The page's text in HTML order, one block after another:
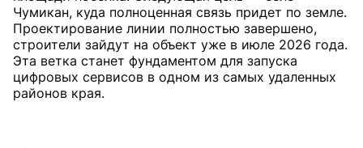
Чумикан, куда полноценная связь придет по земле.
Проектирование линии полностью завершено,
строители зайдут на объект уже в июле 2026 года.
Эта ветка станет фундаментом для запуска
цифровых сервисов в одном из самых удаленных
районов края.